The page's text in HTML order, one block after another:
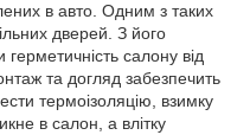
в авто. Одним з таких
дверей. З його
салону від
та догляд забезпечить
термоізоляцію, взимку
в салон, а влітку